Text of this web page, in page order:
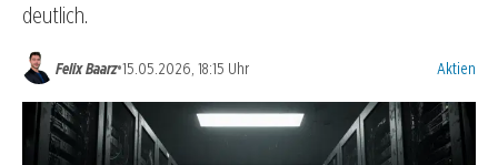
deutlich.
Felix Baarz•15.05.2026, 18:15 Uhr Aktien